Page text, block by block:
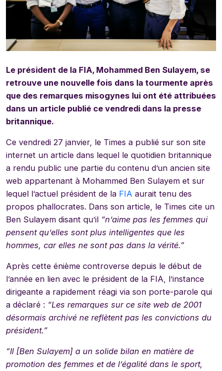
Le président de la FIA, Mohammed Ben Sulayem, se
retrouve une nouvelle fois dans la tourmente après
que des remarques misogynes lui ont été attribuées
dans un article publié ce vendredi dans la presse
britannique.
Ce vendredi 27 janvier, le Times a publié sur son site
internet un article dans lequel le quotidien britannique
a rendu public une partie du contenu d’un ancien site
web appartenant à Mohammed Ben Sulayem et sur
lequel l’actuel président de la FIA aurait tenu des
propos phallocrates. Dans son article, le Times cite un
Ben Sulayem disant qu’il “n’aime pas les femmes qui
pensent qu’elles sont plus intelligentes que les
hommes, car elles ne sont pas dans la vérité.”
Après cette énième controverse depuis le début de
l’année en lien avec le président de la FIA, l’instance
dirigeante a rapidement réagi via son porte-parole qui
a déclaré : “Les remarques sur ce site web de 2001
désormais archivé ne reflètent pas les convictions du
président.”
“Il [Ben Sulayem] a un solide bilan en matière de
promotion des femmes et de l’égalité dans le sport,